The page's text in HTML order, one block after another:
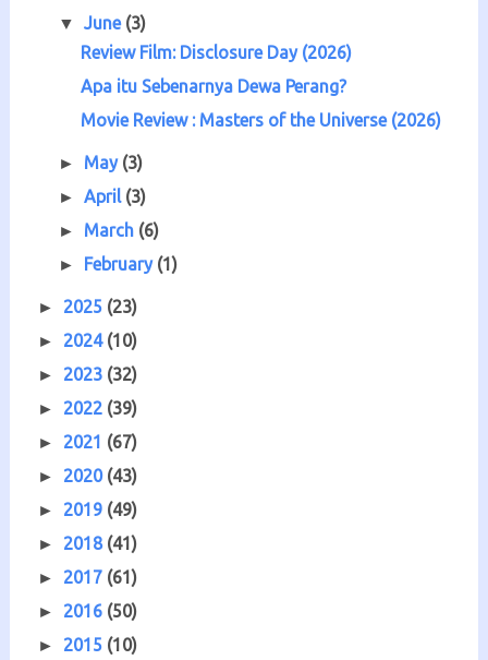
▼June (3)
Review Film: Disclosure Day (2026)
Apa itu Sebenarnya Dewa Perang?
Movie Review : Masters of the Universe (2026)
► May (3)
►April (3)
► March (6)
► February (1)
► 2025 (23)
► 2024 (10)
► 2023 (32)
► 2022 (39)
► 2021 (67)
► 2020 (43)
► 2019 (49)
► 2018 (41)
► 2017 (61)
► 2016 (50)
► 2015 (10)